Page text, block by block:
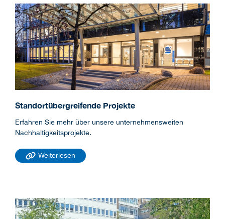
Standortübergreifende Projekte
Erfahren Sie mehr über unsere unternehmensweiten
Nachhaltigkeitsprojekte.
Weiterlesen